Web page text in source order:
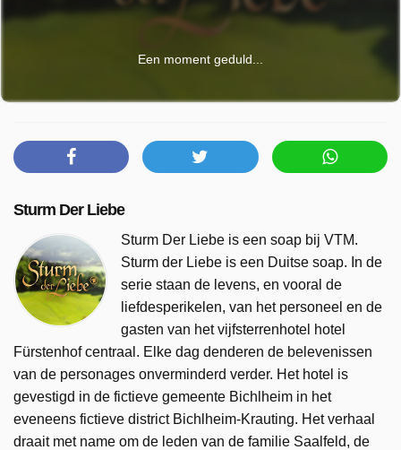
Een moment geduld...
Sturm Der Liebe
Sturm Der Liebe is een soap bij VTM.
Sturm der Liebe is een Duitse soap. In de
serie staan de levens, en vooral de
liefdesperikelen, van het personeel en de
gasten van het vijfsterrenhotel hotel
Fürstenhof centraal. Elke dag denderen de belevenissen
van de personages onverminderd verder. Het hotel is
gevestigd in de fictieve gemeente Bichlheim in het
eveneens fictieve district Bichlheim-Krauting. Het verhaal
draait met name om de leden van de familie Saalfeld, de